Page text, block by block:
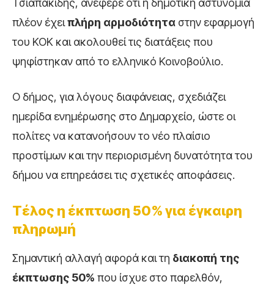
Τσιαπακίδης, ανέφερε ότι η δημοτική αστυνομία
πλέον έχειπλήρη αρμοδιότητα στην εφαρμογή
του ΚΟΚ και ακολουθεί τις διατάξεις που
ψηφίστηκαν από το ελληνικό Κοινοβούλιο.
Ο δήμος, για λόγους διαφάνειας, σχεδιάζει
ημερίδα ενημέρωσης στο Δημαρχείο, ώστε οι
πολίτες να κατανοήσουν το νέο πλαίσιο
προστίμων και την περιορισμένη δυνατότητα του
δήμου να επηρεάσει τις σχετικές αποφάσεις.
Τέλος η έκπτωση 50% για έγκαιρη
πληρωμή
Σημαντική αλλαγή αφορά και τη διακοπή της
έκπτωσης 50% που ίσχυε στο παρελθόν,